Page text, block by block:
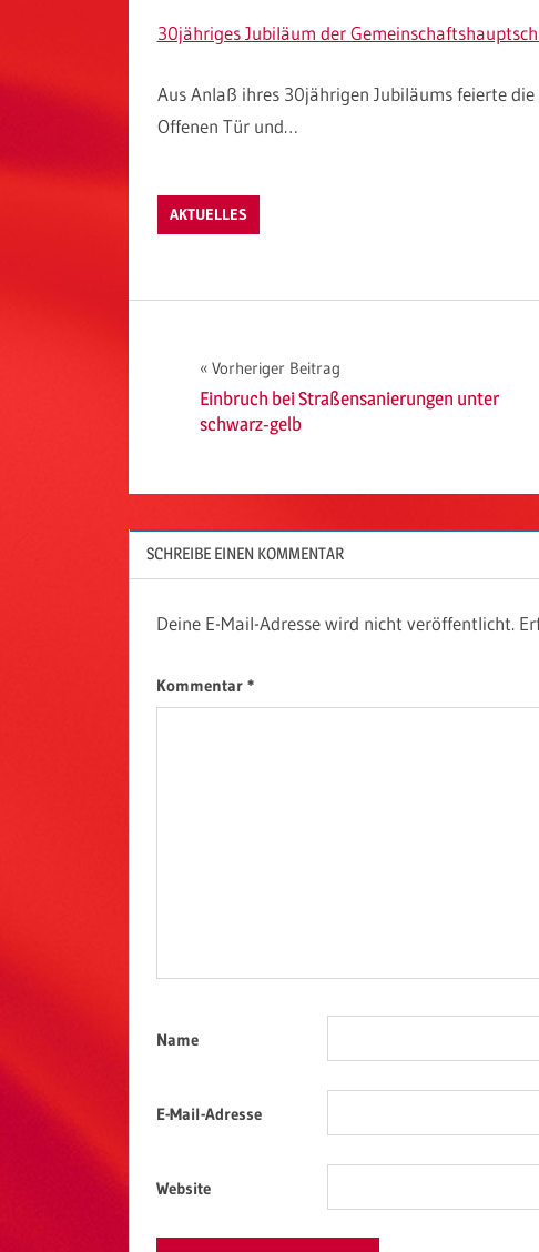
30jähriges Jubiläum der
Aus Anlaß ihres 30jährigen Jubiläums feierte
Offenen Tür und…
AKTUELLES
Beitragsnavigation
Vorheriger Beitrag
Einbruch bei Straßensanierungen unter
schwarz-gelb
SCHREIBE EINEN KOMMENTAR
Deine E-Mail-Adresse wird nicht veröffentlicht.
Kommentar *
Name
E-Mail-Adresse
Website